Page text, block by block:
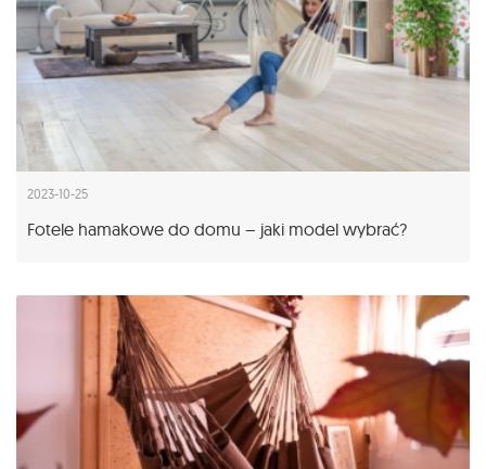
2023-10-25
Fotele hamakowe do domu – jaki model wybrać?